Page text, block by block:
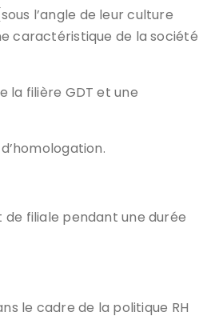
l’angle de leur culture
caractéristique de la société
la filière GDT et une
de filiale pendant une durée
le cadre de la politique RH